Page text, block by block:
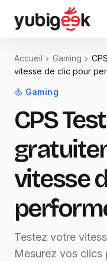
Accueil Gaming
vitesse de clic pour
Gaming
CPS
vitesse
Testez votre
Mesurez vos clics